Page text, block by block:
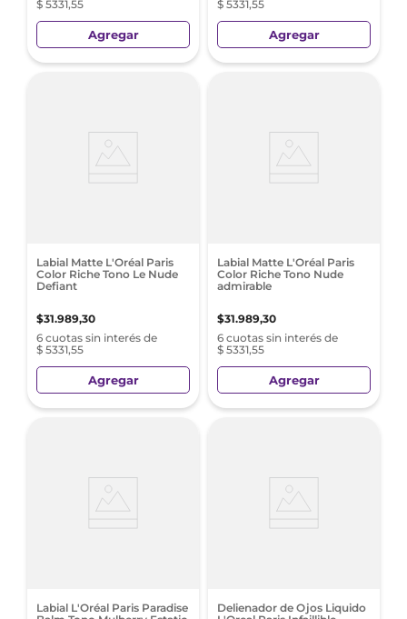
$ 5331,55
Agregar
$ 5331,55
Agregar
Labial Matte L'Oréal Paris
Color Riche Tono Le Nude
Defiant
$31.989,30
6 cuotas sin interés de
$ 5331,55
Agregar
Labial Matte L'Oréal Paris
Color Riche Tono Nude
admirable
$31.989,30
6 cuotas sin interés de
$ 5331,55
Agregar
Labial L'Oréal Paris Paradise
Delienador de Ojos Liquido